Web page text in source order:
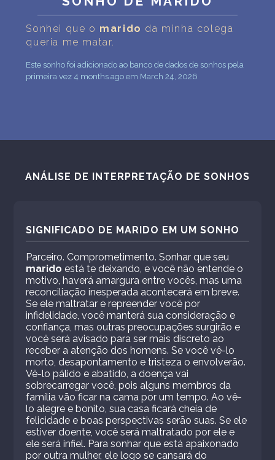
Sonhei que o marido da minha colega
queria me matar.
Este sonho foi adicionado ao banco de dados de sonhos pela
primeira vez 4 months ago em March 24, 2026
ANÁLISE DE INTERPRETAÇÃO DE SONHOS
SIGNIFICADO DE MARIDO EM UM SONHO
Parceiro. Comprometimento. Sonhar que seu
marido está te deixando, e você não entende o
motivo, haverá amargura entre vocês, mas uma
reconciliação inesperada acontecerá em breve.
Se ele maltratar e repreender você por
infidelidade, você manterá sua consideração e
confiança, mas outras preocupações surgirão e
você será avisado para ser mais discreto ao
receber a atenção dos homens. Se você vê-lo
morto, desapontamento e tristeza o envolverão.
Vê-lo pálido e abatido, a doença vai
sobrecarregar você, pois alguns membros da
família vão ficar na cama por um tempo. Ao vê-
lo alegre e bonito, sua casa ficará cheia de
felicidade e boas perspectivas serão suas. Se ele
estiver doente, você será maltratado por ele e
ele será infiel. Para sonhar que está apaixonado
por outra mulher, ele logo se cansará do